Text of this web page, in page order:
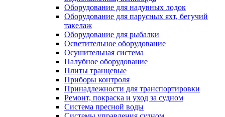
Оборудование для надувных лодок
Оборудование для парусных яхт, бегучий
такелаж
Оборудование для рыбалки
Осветительное оборудование
Осушительная система
Палубное оборудование
Плиты транцевые
Приборы контроля
Принадлежности для транспортировки
Ремонт, покраска и уход за судном
Система пресной воды